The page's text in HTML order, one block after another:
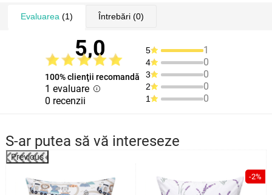
Evaluarea (1) Întrebări(0)
5,0
100% clienţii recomandă
1 evaluare
0 recenzii
5 1
4 0
3 0
2 0
1 0
S-ar putea să vă intereseze
Previous
-2%